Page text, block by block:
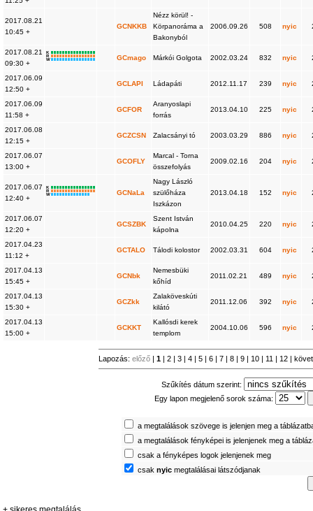
2017.08.21
10:45 +
GCNKKB
Nézz körül! -
Körpanoráma a
Bakonyból
2006.09.26 508 nyic
2017.08.21
09:30 +
K
R
W
GCmago Márkói Golgota 2002.03.24 832 nyic
2017.06.09
12:50 +
GCLAPI Ládapáti 2012.11.17 239 nyic
2017.06.09
11:58 +
GCFOR
Aranyoslapi
forrás
2013.04.10 225 nyic
2017.06.08
12:15 +
GCZCSN Zalacsányi tó 2003.03.29 886 nyic
2017.06.07
13:00 +
GCOFLY
Marcal - Torna
összefolyás
2009.02.16 204 nyic
2017.06.07
12:40 +
K
R
W
GCNaLa
Nagy László
szülőháza
Iszkázon
2013.04.18 152 nyic
2017.06.07
12:20 +
GCSZBK
Szent István
kápolna
2010.04.25 220 nyic
2017.04.23
11:12 +
GCTALO Tálodi kolostor 2002.03.31 604 nyic
2017.04.13
15:45 +
GCNbk
Nemesbüki
kőhíd
2011.02.21 489 nyic
2017.04.13
15:30 +
GCZkk
Zalaköveskúti
kilátó
2011.12.06 392 nyic
2017.04.13
15:00 +
GCKKT
Kallósdi kerek
templom
2004.10.06 596 nyic
Lapozás:előző |1 2 3 4 5 6 7 8 9 10 11 12
Szűkítés dátum szerint:
Egy lapon megjelenő sorok száma:
a megtalálások szövege is jelenjen meg a
a megtalálások fényképei is jelenjenek meg a
csak a fényképes logok jelenjenek meg
csaknyic megtalálásai látszódjanak